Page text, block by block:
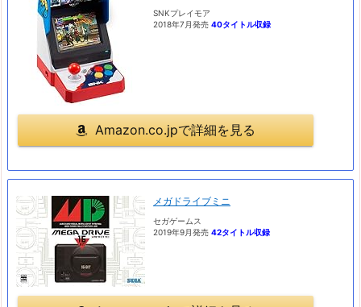
SNKプレイモア
2018年7月発売 40タイトル収録
Amazon.co.jpで詳細を見る
メガドライブミニ
セガゲームス
2019年9月発売 42タイトル収録